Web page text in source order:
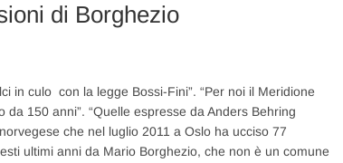
di Borghezio
in culo con la legge Bossi-Fini”. “Per noi il Meridione
150 anni”. “Quelle espresse da Anders Behring
che nel luglio 2011 a Oslo ha ucciso 77
ultimi anni da Mario Borghezio, che non è un comune